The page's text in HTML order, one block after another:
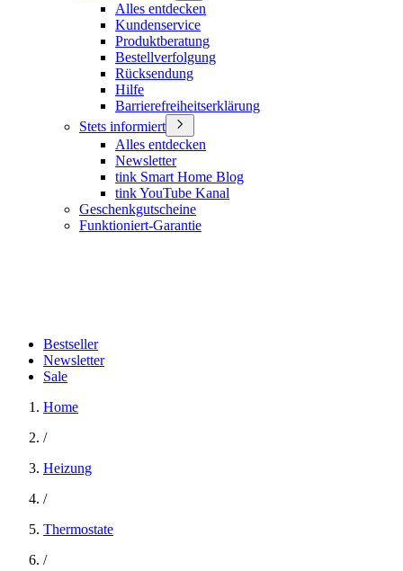
Alles entdecken
Kundenservice
Produktberatung
Bestellverfolgung
Rücksendung
Hilfe
Barrierefreiheitserklärung
Stets informiert
Alles entdecken
Newsletter
tink Smart Home Blog
tink YouTube Kanal
Geschenkgutscheine
Funktioniert-Garantie
Bestseller
Newsletter
Sale
Home
/
Heizung
/
Thermostate
/